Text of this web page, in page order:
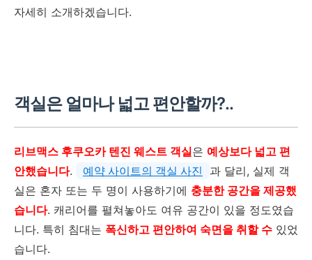
자세히 소개하겠습니다.
객실은 얼마나 넓고 편안할까?..
리브맥스 후쿠오카 텐진 웨스트 객실은 예상보다 넓고 편
안했습니다. 예약 사이트의 객실 사진
과 달리, 실제 객
실은 혼자 또는 두 명이 사용하기에 충분한 공간을 제공했
습니다. 캐리어를 펼쳐놓아도 여유 공간이 있을 정도였습
니다. 특히 침대는 폭신하고 편안하여 숙면을 취할 수 있었
습니다.